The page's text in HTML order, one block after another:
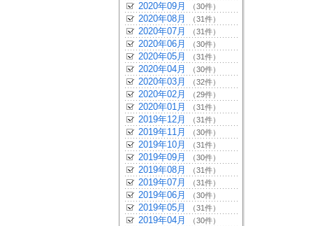
2020年09月 （30件）
2020年08月 （31件）
2020年07月 （31件）
2020年06月 （30件）
2020年05月 （31件）
2020年04月 （30件）
2020年03月 （32件）
2020年02月 （29件）
2020年01月 （31件）
2019年12月 （31件）
2019年11月 （30件）
2019年10月 （31件）
2019年09月 （30件）
2019年08月 （31件）
2019年07月 （31件）
2019年06月 （30件）
2019年05月 （31件）
2019年04月 （30件）